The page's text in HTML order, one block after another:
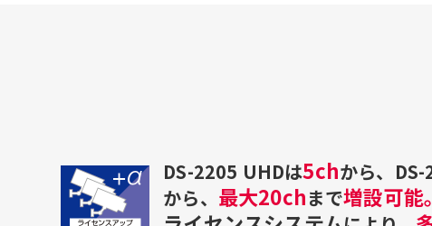
DS-2205 UHDは5chから、
から、 最大20chまで増設可能。